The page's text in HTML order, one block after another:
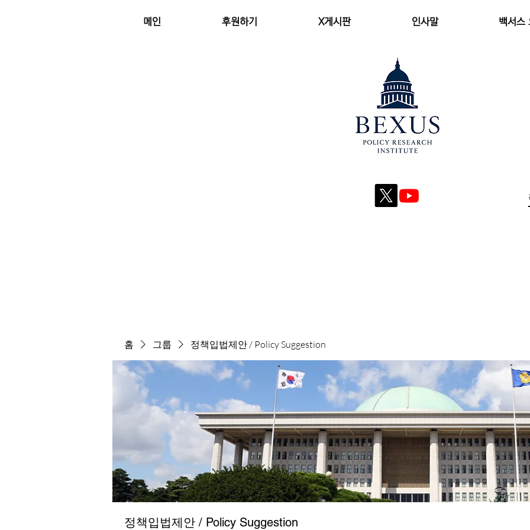
메인 후원하기 X게시판 인사말 백서스
홈 그룹 정책입법제안 / Policy Suggestion
정책입법제안 / Policy Suggestion